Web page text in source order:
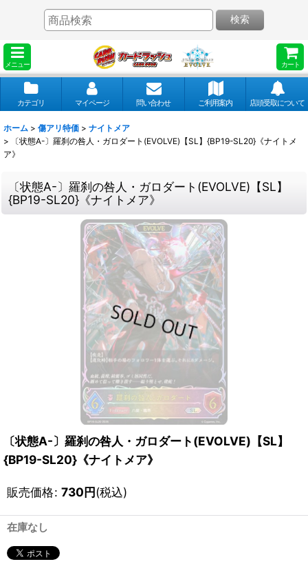
メニュー カート
検索
カテゴリ マイページ 問い合わせ ご利用案内 店頭受取について
ホーム > 傷アリ特価 > ナイトメア
>
〔状態A-〕羅刹の咎人・ガロダート(EVOLVE)【SL】{BP19-SL20}《ナイトメ
ア》
〔状態A-〕羅刹の咎人・ガロダート(EVOLVE)【SL】
{BP19-SL20}《ナイトメア》
〔状態A-〕羅刹の咎人・ガロダート(EVOLVE)【SL】
{BP19-SL20}《ナイトメア》
販売価格: 730円(税込)
在庫なし